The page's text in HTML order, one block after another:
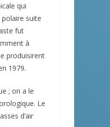
qui
suite
fut
à
produisirent
1979.
; on a le
Le
d’air